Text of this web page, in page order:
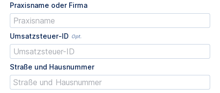
Praxisname oder Firma
Umsatzsteuer-ID Opt.
Straße und Hausnummer